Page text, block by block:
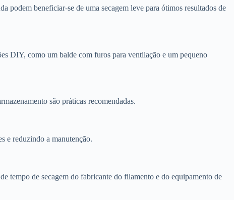
podem beneficiar-se de uma secagem leve para ótimos resultados de
DIY, como um balde com furos para ventilação e um pequeno
são práticas recomendadas.
e reduzindo a manutenção.
tempo de secagem do fabricante do filamento e do equipamento de